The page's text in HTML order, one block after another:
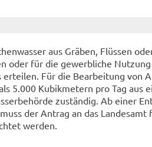
aus Grä­ben, Flüs­sen
oder für die ge­werb­li­che
er­tei­len. Für die Be­ar­bei­tung von
5.000 Ku­bik­me­tern pro Tag aus
zu­stän­dig. Ab einer
der An­trag an das
wer­den.